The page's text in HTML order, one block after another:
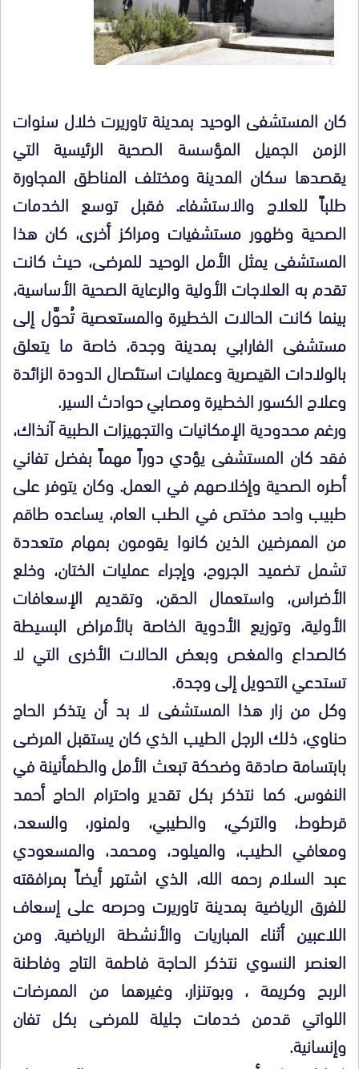
كان المستشفى الوحيد بمدينة تاوريرت خلال سنوات
الزمن الجميل المؤسسة الصحية الرئيسية التي
يقصدها سكان المدينة ومختلف المناطق المجاورة
طلباً للعلاج والاستشفاء. فقبل توسع الخدمات
الصحية وظهور مستشفيات ومراكز أخرى، كان هذا
المستشفى يمثل الأمل الوحيد للمرضى، حيث كانت
تقدم به العلاجات الأولية والرعاية الصحية الأساسية،
بينما كانت الحالات الخطيرة والمستعصية تُحوَّل إلى
مستشفى الفارابي بمدينة وجدة، خاصة ما يتعلق
بالولادات القيصرية وعمليات استئصال الدودة الزائدة
وعلاج الكسور الخطيرة ومصابي حوادث السير.
ورغم محدودية الإمكانيات والتجهيزات الطبية آنذاك،
فقد كان المستشفى يؤدي دوراً مهماً بفضل تفاني
أطره الصحية وإخلاصهم في العمل. وكان يتوفر على
طبيب واحد مختص في الطب العام، يساعده طاقم
من الممرضين الذين كانوا يقومون بمهام متعددة
تشمل تضميد الجروح، وإجراء عمليات الختان، وخلع
الأضراس، واستعمال الحقن، وتقديم الإسعافات
الأولية، وتوزيع الأدوية الخاصة بالأمراض البسيطة
كالصداع والمغص وبعض الحالات الأخرى التي لا
تستدعي التحويل إلى وجدة.
وكل من زار هذا المستشفى لا بد أن يتذكر الحاج
حناوي، ذلك الرجل الطيب الذي كان يستقبل المرضى
بابتسامة صادقة وضحكة تبعث الأمل والطمأنينة في
النفوس. كما نتذكر بكل تقدير واحترام الحاج أحمد
قرطوط، والتركي، والطيبي، ولمنور، والسعد،
ومعافي الطيب، والميلود، ومحمد، والمسعودي
عبد السلام رحمه الله، الذي اشتهر أيضاً بمرافقته
للفرق الرياضية بمدينة تاوريرت وحرصه على إسعاف
اللاعبين أثناء المباريات والأنشطة الرياضية. ومن
العنصر النسوي نتذكر الحاجة فاطمة التاج وفاطنة
الربح وكريمة ، وبوتنزار، وغيرهما من الممرضات
اللواتي قدمن خدمات جليلة للمرضى بكل تفان
وإنسانية.